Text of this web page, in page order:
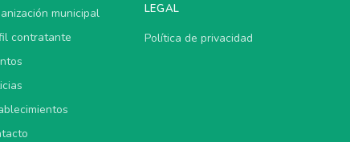
municipal
contratante
LEGAL
Política de privacidad